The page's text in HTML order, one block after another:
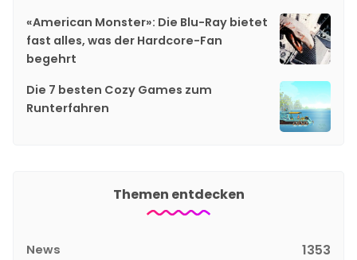
«American Monster»: Die Blu-Ray bietet
fast alles, was der Hardcore-Fan
begehrt
Die 7 besten Cozy Games zum
Runterfahren
Themen entdecken
News 1353